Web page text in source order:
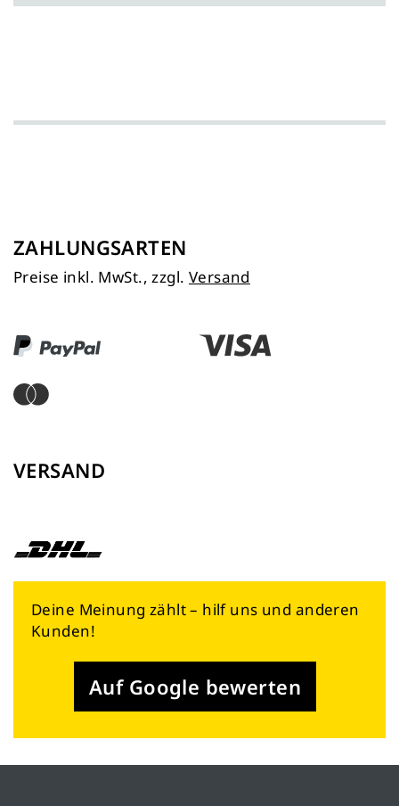
ZAHLUNGSARTEN
Preise inkl. MwSt., zzgl. Versand
VERSAND
Deine Meinung zählt – hilf uns und anderen
Kunden!
Auf Google bewerten